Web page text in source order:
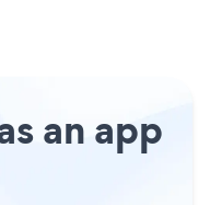
an app